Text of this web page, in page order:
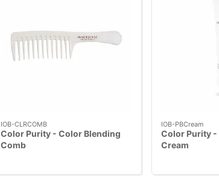
IOB-CLRCOMB
Color Purity - Color Blending
Comb
IOB-PBCream
Color Purity -
Cream